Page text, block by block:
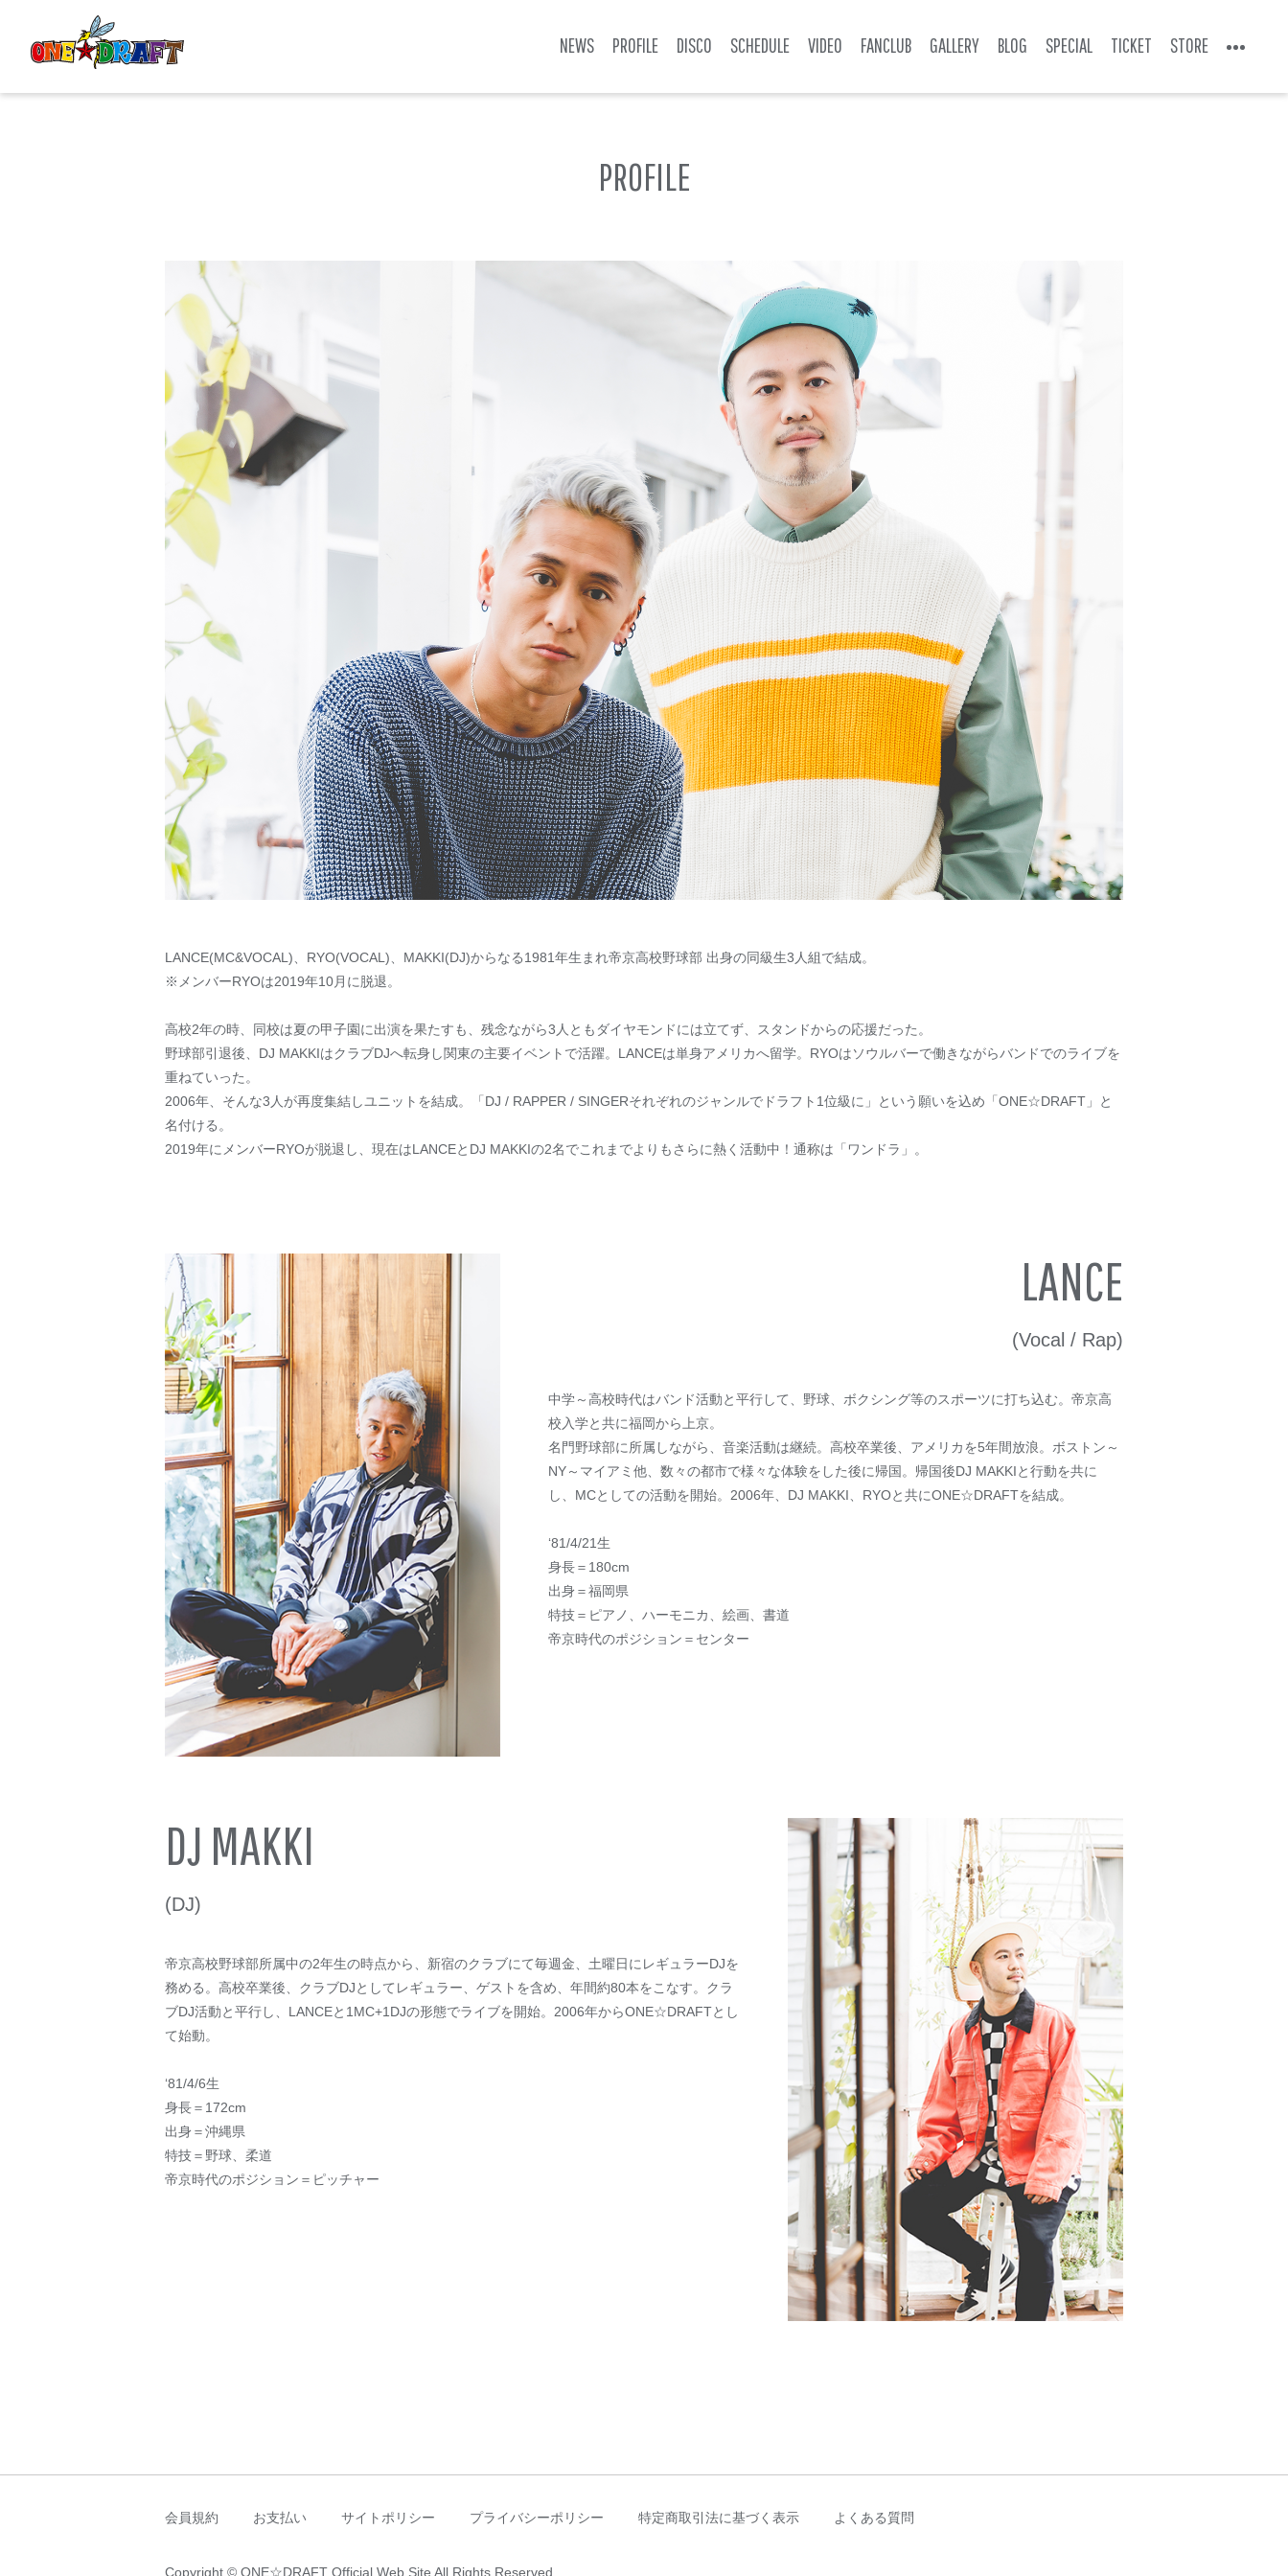
NEWS PROFILE DISCO SCHEDULE VIDEO FANCLUB GALLERY BLOG SPECIAL TICKET STORE
PROFILE
LANCE(MC&VOCAL)、RYO(VOCAL)、MAKKI(DJ)からなる1981年生まれ帝京高校野球部 出身の同級生3人組で結成。
※メンバーRYOは2019年10月に脱退。
高校2年の時、同校は夏の甲子園に出演を果たすも、残念ながら3人ともダイヤモンドには立てず、スタンドからの応援だった。
野球部引退後、DJ MAKKIはクラブDJへ転身し関東の主要イベントで活躍。LANCEは単身アメリカへ留学。RYOはソウルバーで働きながらバンドでのライブを
重ねていった。
2006年、そんな3人が再度集結しユニットを結成。「DJ / RAPPER / SINGERそれぞれのジャンルでドラフト1位級に」という願いを込め「ONE☆DRAFT」と
名付ける。
2019年にメンバーRYOが脱退し、現在はLANCEとDJ MAKKIの2名でこれまでよりもさらに熱く活動中！通称は「ワンドラ」。
LANCE
(Vocal / Rap)
中学～高校時代はバンド活動と平行して、野球、ボクシング等のスポーツに打ち込む。帝京高
校入学と共に福岡から上京。
名門野球部に所属しながら、音楽活動は継続。高校卒業後、アメリカを5年間放浪。ボストン～
NY～マイアミ他、数々の都市で様々な体験をした後に帰国。帰国後DJ MAKKIと行動を共に
し、MCとしての活動を開始。2006年、DJ MAKKI、RYOと共にONE☆DRAFTを結成。
‘81/4/21生
身長＝180cm
出身＝福岡県
特技＝ピアノ、ハーモニカ、絵画、書道
帝京時代のポジション＝センター
DJ MAKKI
(DJ)
帝京高校野球部所属中の2年生の時点から、新宿のクラブにて毎週金、土曜日にレギュラーDJを
務める。高校卒業後、クラブDJとしてレギュラー、ゲストを含め、年間約80本をこなす。クラ
ブDJ活動と平行し、LANCEと1MC+1DJの形態でライブを開始。2006年からONE☆DRAFTとし
て始動。
‘81/4/6生
身長＝172cm
出身＝沖縄県
特技＝野球、柔道
帝京時代のポジション＝ピッチャー
会員規約 お支払い サイトポリシー プライバシーポリシー 特定商取引法に基づく表示 よくある質問
Copyright © ONE☆DRAFT Official Web Site All Rights Reserved.